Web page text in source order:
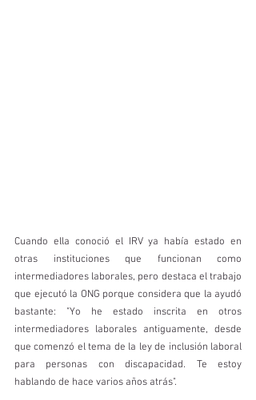
Cuando ella conoció el IRV ya había estado en
otras instituciones que funcionan como
intermediadores laborales, pero destaca el trabajo
que ejecutó la ONG porque considera que la ayudó
bastante: "Yo he estado inscrita en otros
intermediadores laborales antiguamente, desde
que comenzó el tema de la ley de inclusión laboral
para personas con discapacidad. Te estoy
hablando de hace varios años atrás".